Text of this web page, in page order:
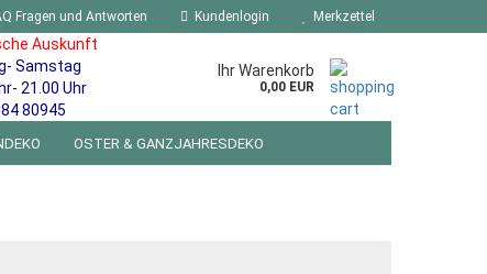
Fragen und Antworten Kundenlogin Merkzettel
Auskunft
Samstag
21.00 Uhr
80945
Ihr Warenkorb
0,00 EUR
OSTER & GANZJAHRESDEKO